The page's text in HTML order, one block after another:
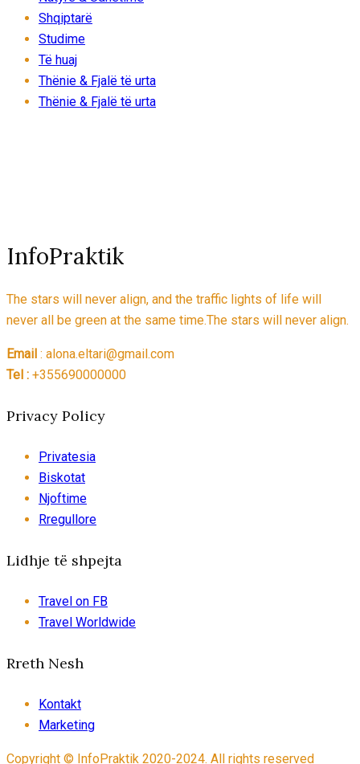
Shqiptarë
Studime
Të huaj
Thënie & Fjalë të urta
Thënie & Fjalë të urta
InfoPraktik
The stars will never align, and the traffic lights of life will
never all be green at the same time.The stars will never align.
Email : alona.eltari@gmail.com
Tel : +355690000000
Privacy Policy
Privatesia
Biskotat
Njoftime
Rregullore
Lidhje të shpejta
Travel on FB
Travel Worldwide
Rreth Nesh
Kontakt
Marketing
Copyright © InfoPraktik 2020-2024. All rights reserved